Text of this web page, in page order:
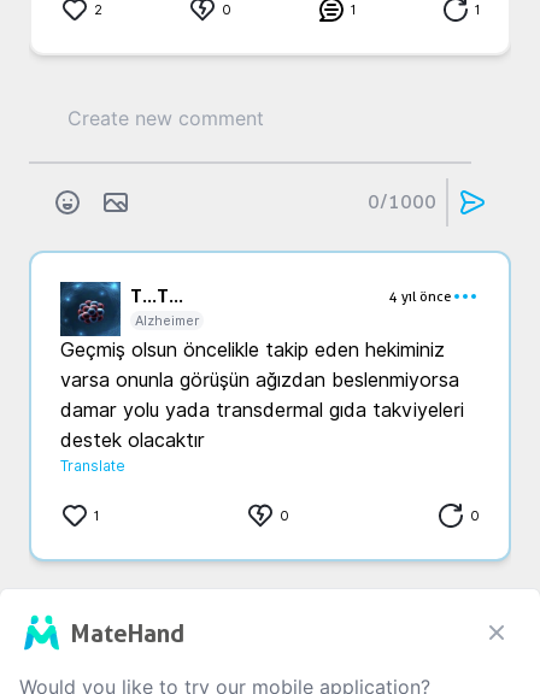
2 0 1 1
0/1000
T...T...
4 yıl önce
Alzheimer
Geçmiş olsun öncelikle takip eden hekiminiz
varsa onunla görüşün ağızdan beslenmiyorsa
damar yolu yada transdermal gıda takviyeleri
destek olacaktır
Translate
1 0 0
MateHand
Would you like to try our mobile application?